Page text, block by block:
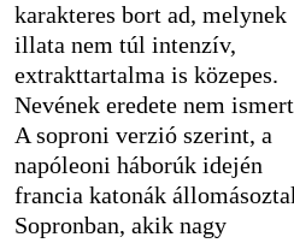
karakteres bort ad, melynek
illata nem túl intenzív,
extrakttartalma is közepes.
Nevének eredete nem
A soproni verzió szerint, a
napóleoni háborúk idején
francia katonák
Sopronban, akik nagy